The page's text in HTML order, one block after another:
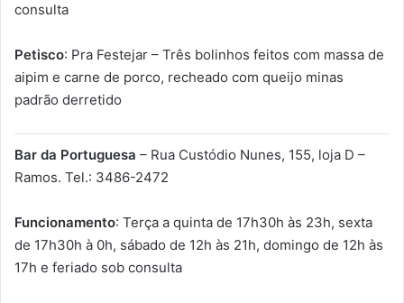
consulta
Petisco: Pra Festejar – Três bolinhos feitos com massa de
aipim e carne de porco, recheado com queijo minas
padrão derretido
Bar da Portuguesa – Rua Custódio Nunes, 155, loja D –
Ramos. Tel.: 3486-2472
Funcionamento: Terça a quinta de 17h30h às 23h, sexta
de 17h30h à 0h, sábado de 12h às 21h, domingo de 12h às
17h e feriado sob consulta